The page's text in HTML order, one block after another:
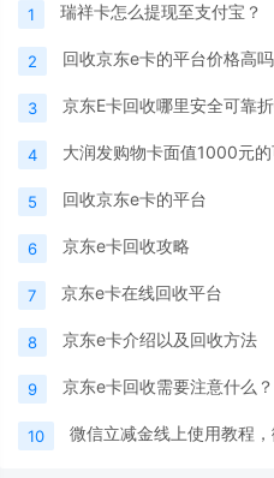
1 瑞祥卡怎么提现至支付宝？
2 回收京东e卡的平台价格高
3 京东E卡回收哪里安全可靠
4 大润发购物卡面值1000元的
5 回收京东e卡的平台
6 京东e卡回收攻略
7 京东e卡在线回收平台
8 京东e卡介绍以及回收方法
9 京东e卡回收需要注意什么？
10 微信立减金线上使用教程